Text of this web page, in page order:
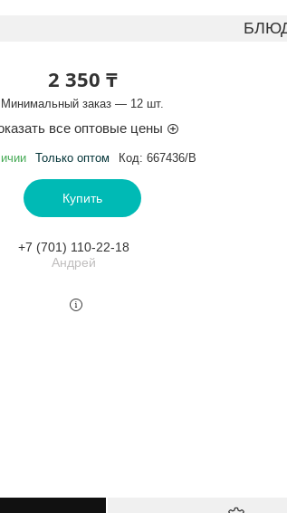
2 350 ₸
Минимальный заказ — 12 шт.
все оптовые цены
Только оптом Код: 667436/В
Купить
+7 (701) 110-22-18
Андрей